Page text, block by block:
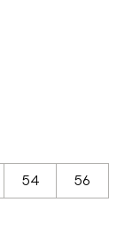
54
56